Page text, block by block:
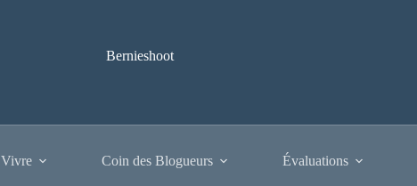
Bernieshoot
Coin des Blogueurs Évaluations